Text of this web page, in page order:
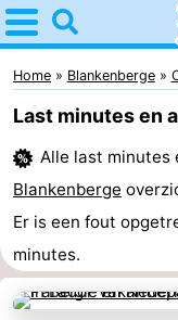
Home
Blankenberge
Tips
Voor
kinderen
Overnachten
Appartementen
Home Blankenberge
Last minutes en
Alle last minutes
Blankenberge
Er is een fout
minutes.